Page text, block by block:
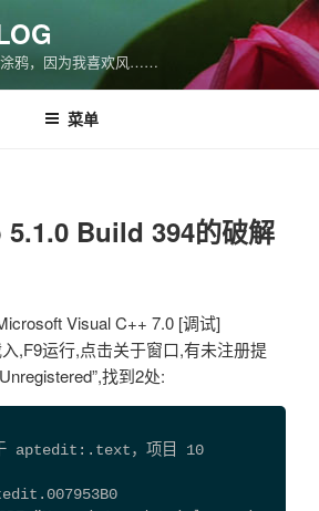
鸦，因为我喜欢风……
菜单
Build 394的破解
Visual C++ 7.0 [调试]
,F9运行,点击关于窗口,有未注册提
找到2处:
于 aptedit:.text，项目 10